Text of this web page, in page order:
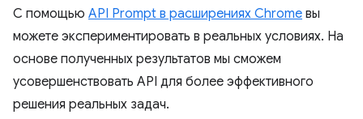
С помощью API Prompt в расширениях Chrome вы
можете экспериментировать в реальных условиях. На
основе полученных результатов мы сможем
усовершенствовать API для более эффективного
решения реальных задач.